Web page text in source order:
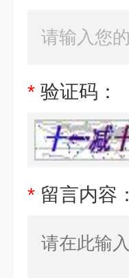
* 验证码：
* 留言内容：